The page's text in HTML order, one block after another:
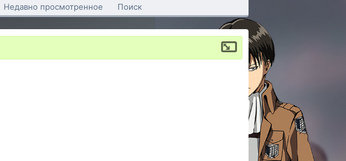
Недавно просмотренное Поиск